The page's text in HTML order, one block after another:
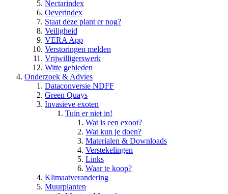
Nectarindex
Oeverindex
Staat deze plant er nog?
Veiligheid
VERA App
Verstoringen melden
Vrijwilligerswerk
Witte gebieden
Onderzoek & Advies
Dataconversie NDFF
Green Quays
Invasieve exoten
Tuin er niet in!
Wat is een exoot?
Wat kun je doen?
Materialen & Downloads
Verstekelingen
Links
Waar te koop?
Klimaatverandering
Muurplanten